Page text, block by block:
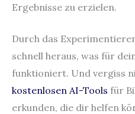
Ergebnisse zu erzielen.
Durch das
schnell heraus, was für
funktioniert. Und vergiss
kostenlosen AI-Tools für
erkunden, die dir helfen